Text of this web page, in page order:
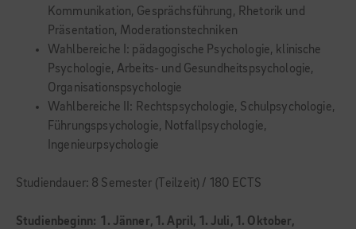
Kommunikation, Gesprächsführung, Rhetorik und
Präsentation, Moderationstechniken
Wahlbereiche I: pädagogische Psychologie, klinische
Psychologie, Arbeits- und Gesundheitspsychologie,
Organisationspsychologie
Wahlbereiche II: Rechtspsychologie, Schulpsychologie,
Führungspsychologie, Notfallpsychologie,
Ingenieurpsychologie
Studiendauer: 8 Semester (Teilzeit) / 180 ECTS
Studienbeginn: 1. Jänner, 1. April, 1. Juli, 1. Oktober,